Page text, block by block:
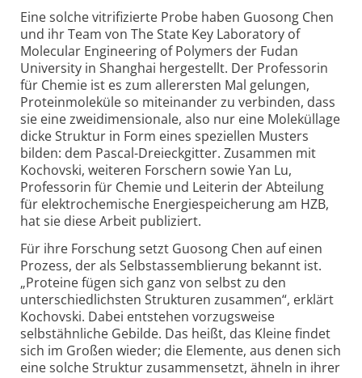
Eine solche vitrifizierte Probe haben Guosong Chen
und ihr Team von The State Key Laboratory of
Molecular Engineering of Polymers der Fudan
University in Shanghai hergestellt. Der Professorin
für Chemie ist es zum allerersten Mal gelungen,
Protein­moleküle so miteinander zu verbinden, dass
sie eine zweidimensionale, also nur eine Moleküllage
dicke Struktur in Form eines speziellen Musters
bilden: dem Pascal-Dreieckgitter. Zusammen mit
Kochovski, weiteren Forschern sowie Yan Lu,
Professorin für Chemie und Leiterin der Abteilung
für elektrochemische Energie­speicherung am HZB,
hat sie diese Arbeit publiziert.
Für ihre Forschung setzt Guosong Chen auf einen
Prozess, der als Selbstassemblierung bekannt ist.
„Proteine fügen sich ganz von selbst zu den
unterschiedlichsten Strukturen zusammen“, erklärt
Kochovski. Dabei entstehen vorzugsweise
selbstähnliche Gebilde. Das heißt, das Kleine findet
sich im Großen wieder; die Elemente, aus denen sich
eine solche Struktur zusammensetzt, ähneln in ihrer